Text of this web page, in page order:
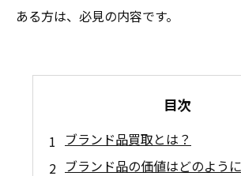
ある方は、必見の内容です。
目次
ブランド品買取とは？
ブランド品の価値はどのよう